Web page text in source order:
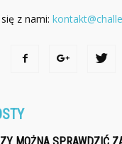
z nami: